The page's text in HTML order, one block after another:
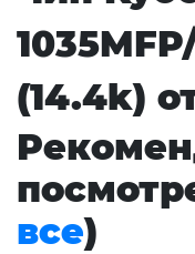
(14.4k)
все)